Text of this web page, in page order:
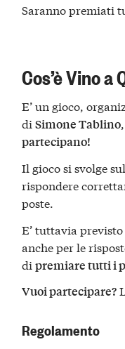
Saranno premiati
Cos’è Vino a
E’ un gioco,
diSimone Tablino
partecipano!
Il gioco si svolge
rispondere
poste.
E’ tuttavia
anche per le
dipremiare tutti i
Vuoi partecipare?
Regolamento